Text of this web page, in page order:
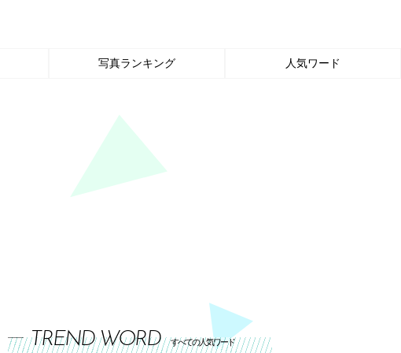
写真ランキング 人気ワード
TREND WORD すべての人気ワード